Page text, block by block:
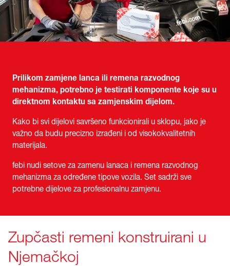
Prilikom zamjene lanca ili remena razvodnog
mehanizma, potrebno je testirati komponente koje su u
direktnom kontaktu sa zamjenskim dijelom.
Kako bi svi dijelovi savršeno funkcionirali u sklopu, jako je
važno da budu precizno izrađeni i od visokokvalitetnih
materijala.
febi nudi setove za zamenu lanaca i remena razvodnog
mehanizma za određene tipove vozila. Set sadrži sve
potrebne dijelove za profesionalnu zamjenu.
Zupčasti remeni konstruirani u
Njemačkoj